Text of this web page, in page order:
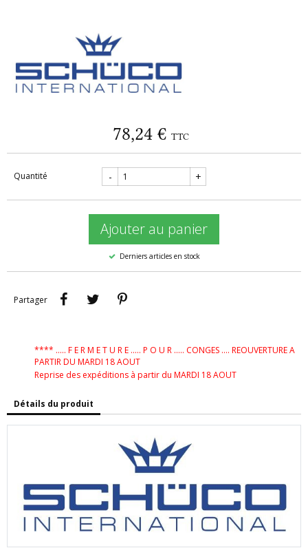
78,24 € TTC
Quantité - +
Ajouter au panier
Derniers articles en stock
Partager
Partager Tweet
**** ..... F E R M E T U R E ..... P O U R ..... CONGES .... REOUVERTURE A
PARTIR DU MARDI 18 AOUT
Reprise des expéditions à partir du MARDI 18 AOUT
Détails du produit